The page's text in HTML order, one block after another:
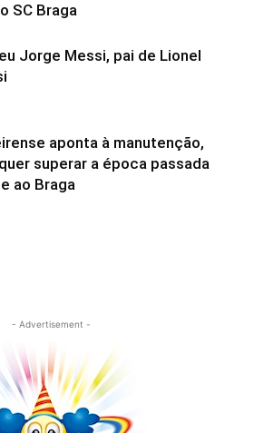
SC Braga
Jorge Messi, pai de Lionel
aponta à manutenção,
superar a época passada
ao Braga
- Advertisement -